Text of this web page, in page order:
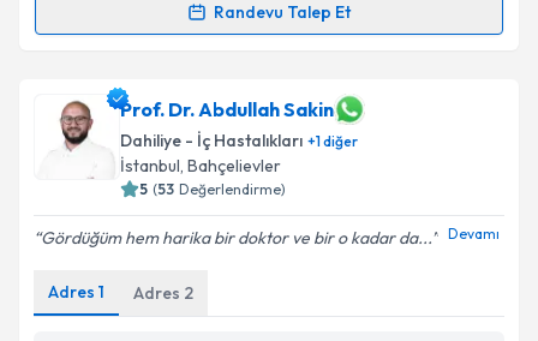
Takvim Talebini Gönder
Randevu Talep Et
takvim hazırlandığında e-posta ile bilgilendireceğiz.
E-posta Adresiniz
Metni'ni okudum ve kişisel verilerimin belirtilen
kapsamda işlenmesini kabul ediyorum.
Prof. Dr. Abdullah Sakin
Dahiliye - İç Hastalıkları +1diğer
İstanbul, Bahçelievler
5 (53 Değerlendirme)
Gördüğüm hem harika bir doktor ve bir o kadar da... Devamı
Adres 1 Adres 2